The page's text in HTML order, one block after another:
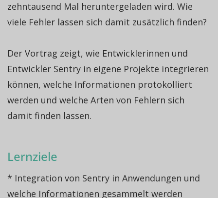
zehntausend Mal heruntergeladen wird. Wie
viele Fehler lassen sich damit zusätzlich finden?
Der Vortrag zeigt, wie Entwicklerinnen und
Entwickler Sentry in eigene Projekte integrieren
können, welche Informationen protokolliert
werden und welche Arten von Fehlern sich
damit finden lassen.
Lernziele
* Integration von Sentry in Anwendungen und
welche Informationen gesammelt werden